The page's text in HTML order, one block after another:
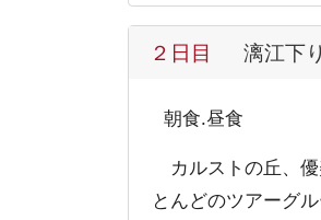
２日目 漓江下
朝食.昼食
カルストの丘、優
とんどのツアーグ